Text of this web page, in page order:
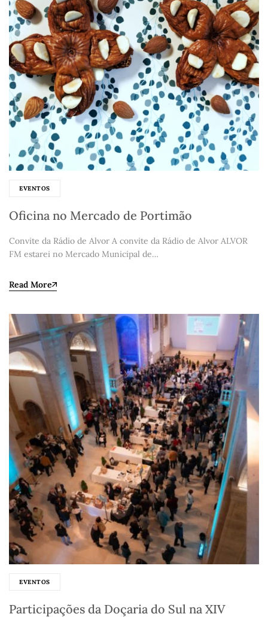
EVENTOS
Oficina no Mercado de Portimão
Convite da Rádio de Alvor A convite da Rádio de Alvor ALVOR
FM estarei no Mercado Municipal de…
Read More
EVENTOS
Participações da Doçaria do Sul na XIV